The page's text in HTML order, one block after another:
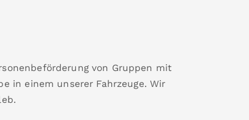
von Gruppen mit
in einem unserer Fahrzeuge. Wir
.